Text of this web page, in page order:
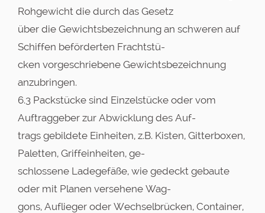
Rohgewicht die durch das Gesetz
über die Gewichtsbezeichnung an schweren auf
Schiffen beförderten Frachtstü-
cken vorgeschriebene Gewichtsbezeichnung
anzubringen.
6.3 Packstücke sind Einzelstücke oder vom
Auftraggeber zur Abwicklung des Auf-
trags gebildete Einheiten, z.B. Kisten, Gitterboxen,
Paletten, Griffeinheiten, ge-
schlossene Ladegefäße, wie gedeckt gebaute
oder mit Planen versehene Wag-
gons, Auflieger oder Wechselbrücken, Container,